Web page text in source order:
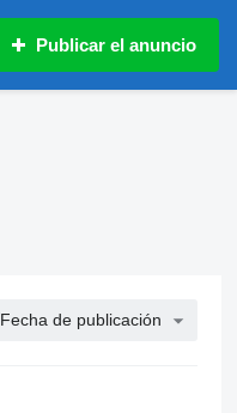
Publicar el anuncio
Fecha de publicación